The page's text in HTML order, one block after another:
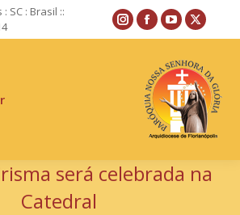
SC : Brasil ::
Instagram
page
new
window
Facebook
page
opens
in
new
window
YouTube
page
opens
in
new
window
X
page
in
new
será celebrada na
Catedral